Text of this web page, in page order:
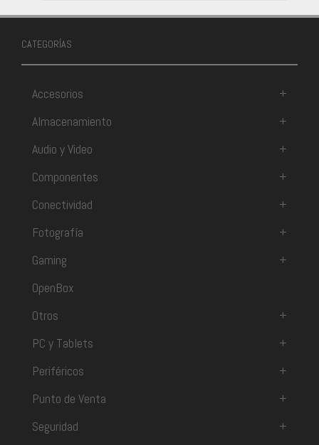
CATEGORÍAS
Accesorios
+
Almacenamiento
+
Audio y Video
+
Componentes
+
Conectividad
+
Fotografía
+
Gaming
+
OpenBox
Otros
+
PC y Tablets
+
Periféricos
+
Punto de Venta
+
Seguridad
+